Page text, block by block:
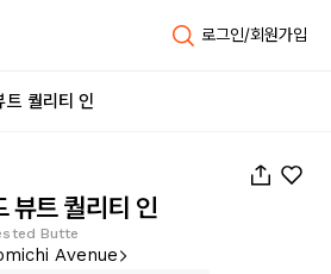
로그인/회원가입
퀄리티 인
뷰트 퀄리티 인
Butte
Avenue